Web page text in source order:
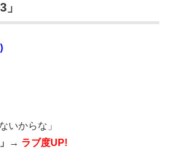
いからな」
」→ ラブ度UP!